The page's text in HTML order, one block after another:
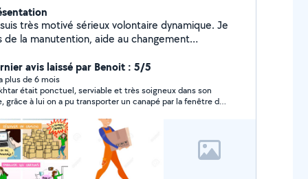
très motivé sérieux volontaire dynamique. Je
la manutention, aide au changement
déplace en transport en commun sur la région
avis laissé par Benoit : 5/5
plus de 6 mois
était ponctuel, serviable et très soigneux dans son
grâce à lui on a pu transporter un canapé par la fenêtre du